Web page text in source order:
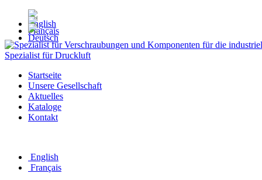
Spezialist für Druckluft
Startseite
Unsere Gesellschaft
Aktuelles
Kataloge
Kontakt
English
Français